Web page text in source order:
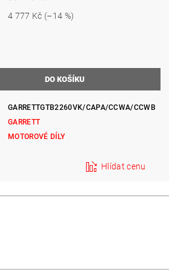
4 777 Kč (–14 %)
GARRETTGTB2260VK/CAPA/CCWA/CCWB
GARRETT
MOTOROVÉ DÍLY
Hlídat cenu